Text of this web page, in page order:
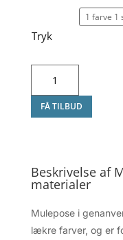
Tryk
i
genanvendte
FÅ TILBUD
Beskrivelse af
materialer
Mulepose i
lækre farver, og er